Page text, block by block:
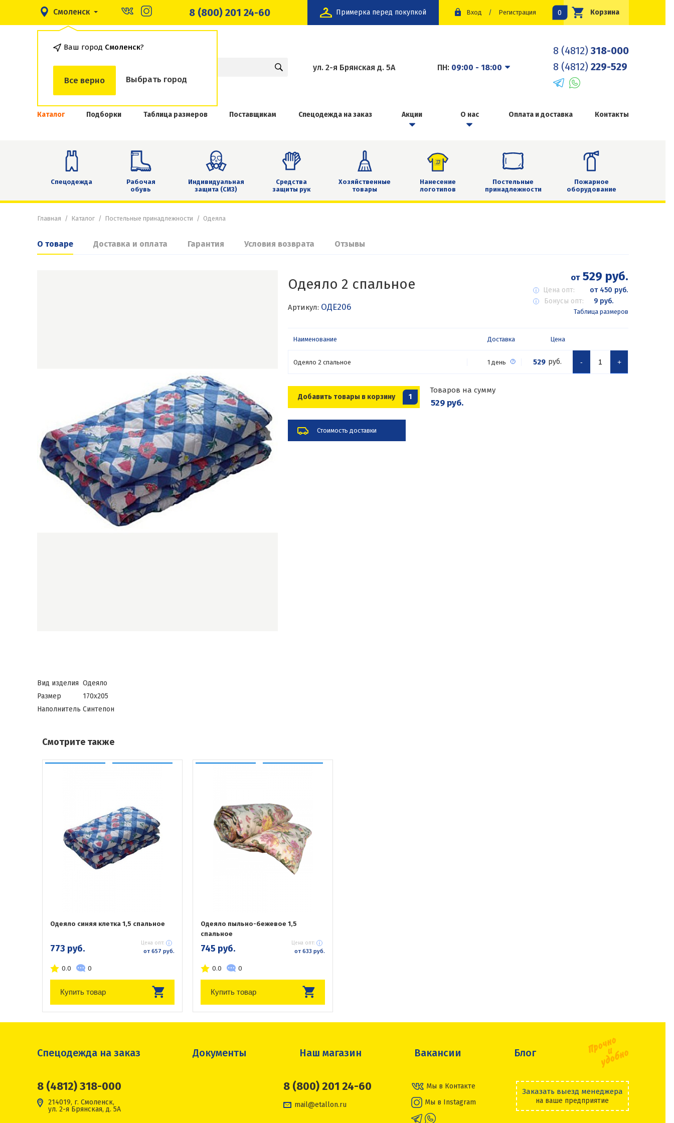
Смоленск
Ваш город Смоленск?
Все верно Выбрать город
8 (800) 201 24-60 Примерка перед покупкой Вход / Регистрация Корзина
0
ул. 2-я Брянская д. 5А ПН: 09:00 - 18:00
8 (4812) 318-000
8 (4812) 229-529
Каталог Подборки Таблица размеров Поставщикам Спецодежда на заказ Акции О нас Оплата и доставка Контакты
Спецодежда
Рабочая
обувь
Индивидуальная
защита (СИЗ)
Средства
защиты рук
Хозяйственные
товары
Нанесение
логотипов
Постельные
принадлежности
Пожарное
оборудование
Главная Каталог Постельные принадлежности Одеяла
О товаре Доставка и оплата Гарантия Условия возврата Отзывы
Одеяло 2 спальное
Артикул: ОДЕ206
от529 руб.
Цена опт:
от 450 руб.
Бонусы опт:
9 руб.
Таблица размеров
Наименование Доставка Цена
Одеяло 2 спальное 1 день 529 руб. - +
Добавить товары в корзину 1
Товаров на сумму
529 руб.
Стоимость доставки
Вид изделия Одеяло
Размер
170х205
Наполнитель Синтепон
Смотрите также
Одеяло синяя клетка 1,5 спальное
773 руб. Цена опт:
от 657 руб.
0.0 0
Купить товар
Одеяло пыльно-бежевое 1,5
спальное
745 руб. Цена опт:
от 633 руб.
0.0 0
Купить товар
Спецодежда на заказ Документы Наш магазин Вакансии Блог
8 (4812) 318-000
214019, г. Смоленск,
ул. 2-я Брянская, д. 5А
8 (800) 201 24-60
mail@etallon.ru
Мы в Контакте
Мы в Instagram
Заказать выезд менеджера
на ваше предприятие